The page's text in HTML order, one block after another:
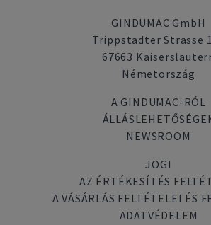
GINDUMAC GmbH
Trippstadter Strasse
67663
Németország
A GINDUMAC-RÓL
NEWSROOM
JOGI
AZ ÉRTÉKESÍTÉS
A VÁSÁRLÁS FELTÉTELEI ÉS
ADATVÉDELEM